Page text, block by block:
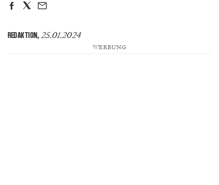
REDAKTION, 25.01.2024
WERBUNG